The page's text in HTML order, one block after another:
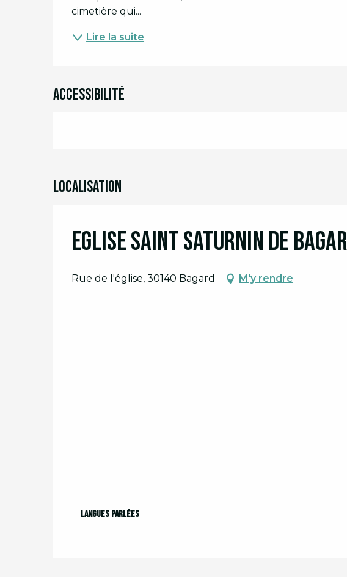
cimetière qui...
Lire la suite
Accessibilité
Localisation
Eglise Saint Saturnin de
Rue de l'église, 30140 Bagard M'y rendre
Langues parlées
Langues parlées